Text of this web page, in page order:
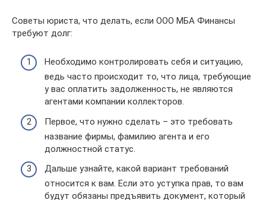
Советы юриста, что делать, если ООО МБА Финансы
требуют долг:
Необходимо контролировать себя и ситуацию,
ведь часто происходит то, что лица, требующие
у вас оплатить задолженность, не являются
агентами компании коллекторов.
Первое, что нужно сделать – это требовать
название фирмы, фамилию агента и его
должностной статус.
Дальше узнайте, какой вариант требований
относится к вам. Если это уступка прав, то вам
будут обязаны предъявить документ, который